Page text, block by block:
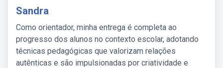
Sandra
Como orientador, minha entrega é completa ao
progresso dos alunos no contexto escolar, adotando
técnicas pedagógicas que valorizam relações
autênticas e são impulsionadas por criatividade e